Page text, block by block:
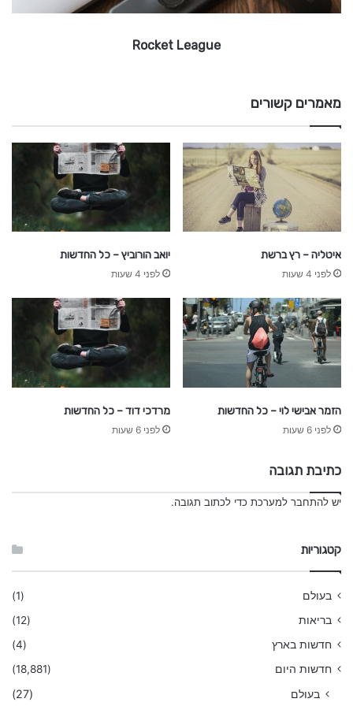
a
Rocket League
מאמרים קשורים
איטליה – רץ ברשת
לפני 4 שעות
יואב הורוביץ – כל החדשות
לפני 4 שעות
הזמר אבישי לוי – כל החדשות
לפני 6 שעות
מרדכי דוד – כל החדשות
לפני 6 שעות
כתיבת תגובה
יש להתחבר למערכת כדי לכתוב תגובה.
קטגוריות
בעולם
(1)
בריאות
(12)
חדשות בארץ
(4)
חדשות היום
(18,881)
בעולם (27)